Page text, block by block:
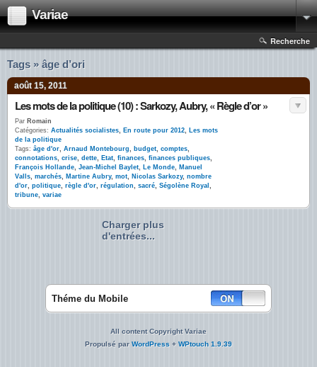
Variae
Recherche
Tags » âge d’ori
août 15, 2011
Les mots de la politique (10) : Sarkozy, Aubry, « Règle d’or »
Par Romain
Catégories: Actualités socialistes, En route pour 2012, Les mots
de la politique
Tags: âge d'or, Arnaud Montebourg, budget, comptes,
connotations, crise, dette, Etat, finances, finances publiques,
François Hollande, Jean-Michel Baylet, Le Monde, Manuel
Valls, marchés, Martine Aubry, mot, Nicolas Sarkozy, nombre
d'or, politique, règle d'or, régulation, sacré, Ségolène Royal ,
tribune, variae
Charger plus
d'entrées...
Théme du Mobile
All content Copyright Variae
Propulsé parWordPress + WPtouch 1.9.39